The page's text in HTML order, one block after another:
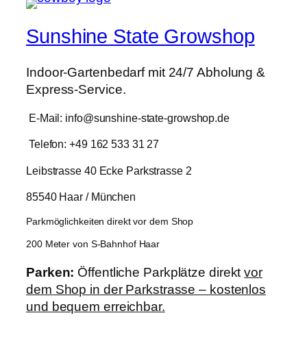
Sunshine State Growshop
Indoor-Gartenbedarf mit 24/7 Abholung &
Express-Service.
E-Mail: info@sunshine-state-growshop.de
Telefon: +49 162 533 31 27
Leibstrasse 40 Ecke Parkstrasse 2
85540 Haar / München
Parkmöglichkeiten direkt vor dem Shop
200 Meter von S-Bahnhof Haar
Parken: Öffentliche Parkplätze direktvor
dem Shop in der Parkstrasse – kostenlos
und bequem erreichbar.